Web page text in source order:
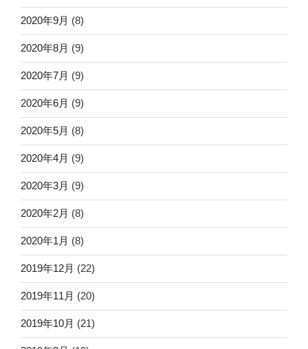
2020年9月 (8)
2020年8月 (9)
2020年7月 (9)
2020年6月 (9)
2020年5月 (8)
2020年4月 (9)
2020年3月 (9)
2020年2月 (8)
2020年1月 (8)
2019年12月 (22)
2019年11月 (20)
2019年10月 (21)